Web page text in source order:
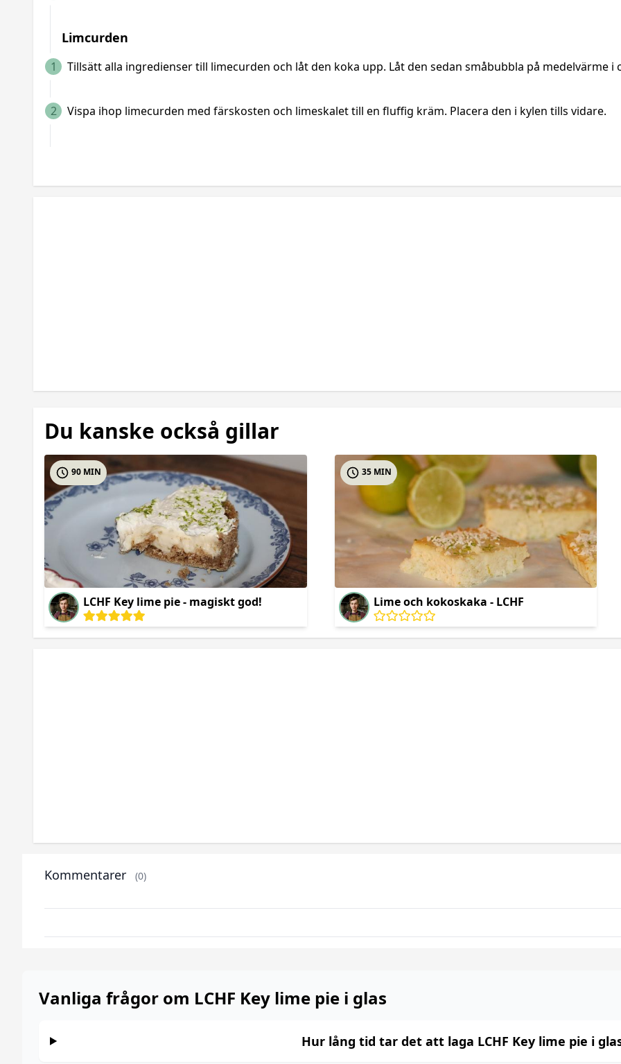
Limcurden
1 Tillsätt alla ingredienser till limecurden och låt den koka upp. Låt den sedan småbubbla på medelvärme i
2 Vispa ihop limecurden med färskosten och limeskalet till en fluffig kräm. Placera den i kylen tills vidare.
Du kanske också gillar
LCHF Key lime pie - magiskt god!
90 MIN
Lime och kokoskaka - LCHF
35 MIN
Kommentarer (0)
Vanliga frågor om LCHF Key lime pie i glas
Hur lång tid tar det att laga LCHF Key lime pie i